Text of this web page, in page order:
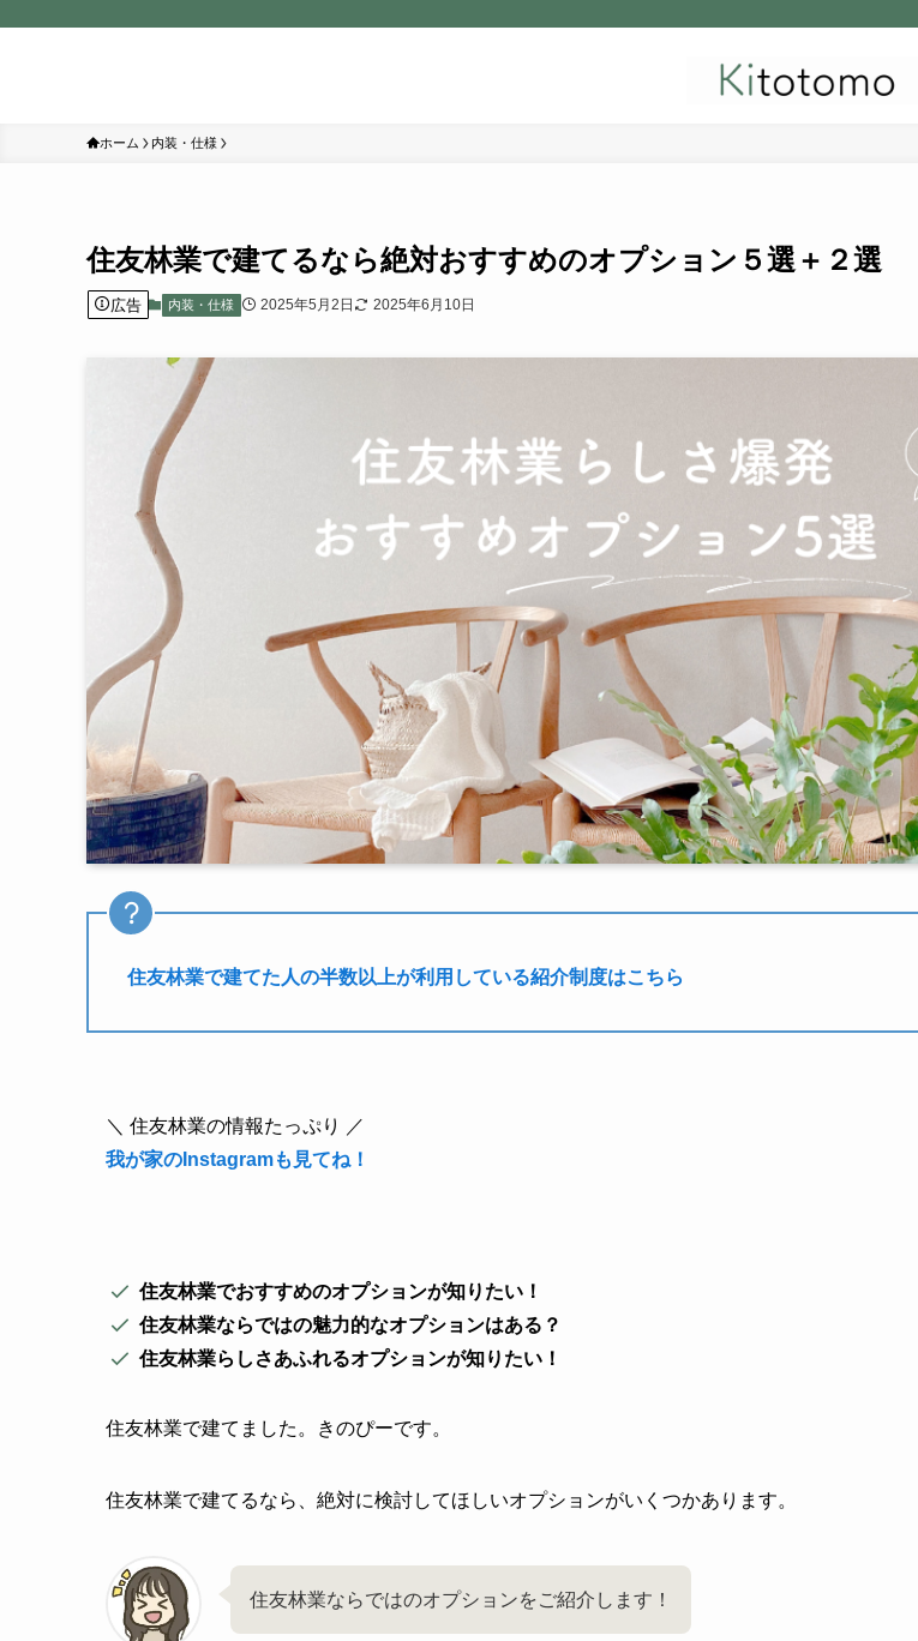
ホーム 内装・仕様
住友林業で建てるなら絶対おすすめのオプション５選＋２選
広告 内装・仕様 2025年5月2日 2025年6月10日
住友林業で建てた人の半数以上が利用している紹介制度はこちら
＼ 住友林業の情報たっぷり ／
我が家のInstagramも見てね！
住友林業でおすすめのオプションが知りたい！
住友林業ならではの魅力的なオプションはある？
住友林業らしさあふれるオプションが知りたい！
住友林業で建てました。きのぴーです。
住友林業で建てるなら、絶対に検討してほしいオプションがいくつかあります。
住友林業ならではのオプションをご紹介します！